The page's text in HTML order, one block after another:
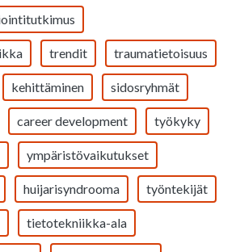
trendit traumatietoisuus
kehittäminen sidosryhmät
career development työkyky
ympäristövaikutukset
huijarisyndrooma työntekijät
tietotekniikka-ala